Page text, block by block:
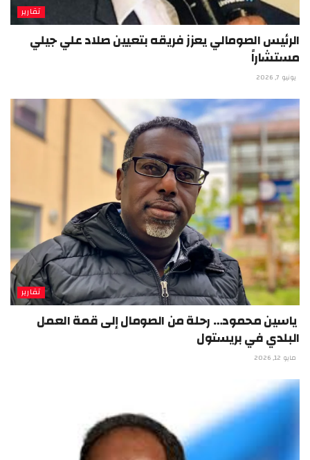
تقارير
الرئيس الصومالي يعزز فريقه بتعيين صلاد علي جيلي
مستشاراً
يونيو 7, 2026
تقارير
ياسين محمود… رحلة من الصومال إلى قمة العمل
البلدي في بريستول
مايو 12, 2026